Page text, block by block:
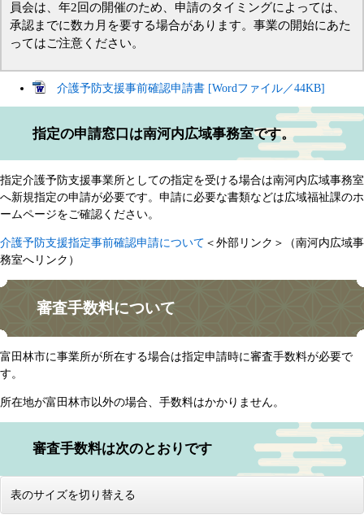
員会は、年2回の開催のため、申請のタイミングによっては、
承認までに数カ月を要する場合があります。事業の開始にあた
ってはご注意ください。
介護予防支援事前確認申請書 [Wordファイル／44KB]
指定の申請窓口は南河内広域事務室です。
指定介護予防支援事業所としての指定を受ける場合は南河内広域事務室
へ新規指定の申請が必要です。申請に必要な書類などは広域福祉課のホ
ームページをご確認ください。
介護予防支援指定事前確認申請について ＜外部リンク＞
（南河内広域事
務室へリンク）​
審査手数料について
​​富田林市に事業所が所在する場合は指定申請時に審査手数料が必要で
す。
所在地が富田林市以外の場合、手数料はかかりません。
審査手数料は次のとおりです
表のサイズを切り替える